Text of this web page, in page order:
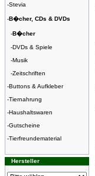
-Stevia
-B�cher, CDs & DVDs
-B�cher
-DVDs & Spiele
-Musik
-Zeitschriften
-Buttons & Aufkleber
-Tiernahrung
-Haushaltswaren
-Gutscheine
-Tierfreundematerial
Hersteller